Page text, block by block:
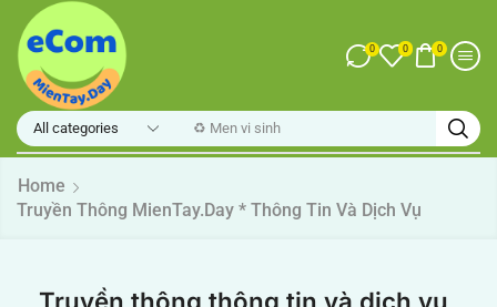
♻️ Men vi sinh
0 0 0
Home
Truyền Thông MienTay.Day * Thông Tin Và Dịch Vụ
Truyền thông thông tin và dịch vụ